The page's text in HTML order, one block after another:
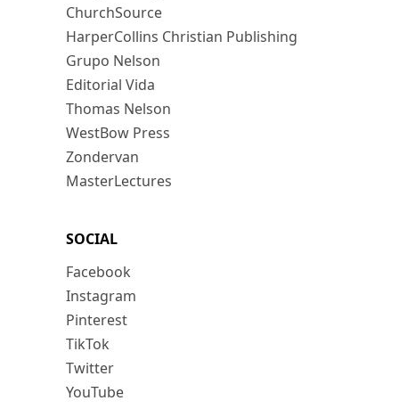
ChurchSource
HarperCollins Christian Publishing
Grupo Nelson
Editorial Vida
Thomas Nelson
WestBow Press
Zondervan
MasterLectures
SOCIAL
Facebook
Instagram
Pinterest
TikTok
Twitter
YouTube